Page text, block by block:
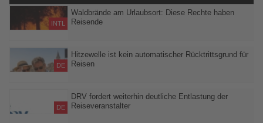
INTL
Waldbrände am Urlaubsort: Diese Rechte haben
Reisende
kostenlos stornieren oder ihre Reise vorzeitig beenden
DE
Hitzewelle ist kein automatischer Rücktrittsgrund für
Reisen
versicherten Ereignissen wie einer unerwarteten schweren
Erkrankung
DE
DRV fordert weiterhin deutliche Entlastung der
Reiseveranstalter